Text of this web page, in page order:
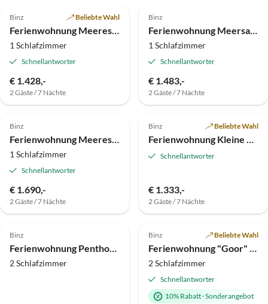
Binz Beliebte Wahl
Ferienwohnung Meeresmelodie - in Villa Frigga
1 Schlafzimmer
Schnellantworter
€ 1.428,-
2 Gäste / 7 Nächte
Binz
Ferienwohnung Meersalz - Villa Helene
1 Schlafzimmer
Schnellantworter
€ 1.483,-
2 Gäste / 7 Nächte
Top-Inserat
4.9 (7)
Binz
Ferienwohnung Meeresbrise - Villa Frigga
1 Schlafzimmer
Schnellantworter
€ 1.690,-
2 Gäste / 7 Nächte
Top-Inserat
5.0 (6)
Binz Beliebte Wahl
Ferienwohnung Kleine Krabbe - Villa Glückspilz
Schnellantworter
€ 1.333,-
2 Gäste / 7 Nächte
Top-Inserat
5.0 (2)
Binz
Ferienwohnung Penthouse - Villa Aegir
2 Schlafzimmer
Top-Inserat
5.0 (1)
Binz Beliebte Wahl
Ferienwohnung "Goor" Villa Ahlbeck
2 Schlafzimmer
Schnellantworter
10% Rabatt·Sonderangebot